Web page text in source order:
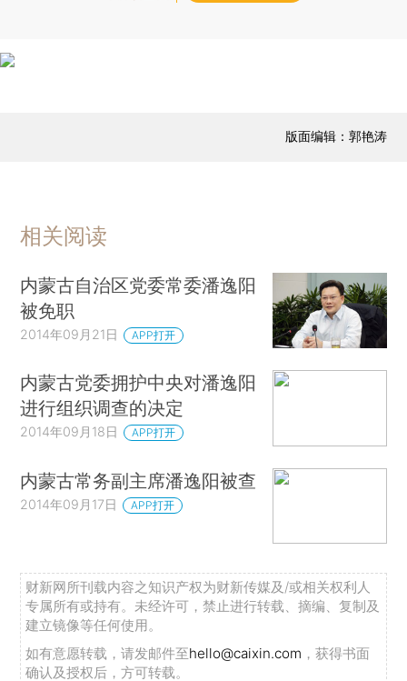
版面编辑：郭艳涛
相关阅读
内蒙古自治区党委常委潘逸阳
被免职
2014年09月21日 APP打开
内蒙古党委拥护中央对潘逸阳
进行组织调查的决定
2014年09月18日 APP打开
内蒙古常务副主席潘逸阳被查
2014年09月17日 APP打开
财新网所刊载内容之知识产权为财新传媒及/或相关权利人
专属所有或持有。未经许可，禁止进行转载、摘编、复制及
建立镜像等任何使用。
如有意愿转载，请发邮件至hello@caixin.com ，获得书面
确认及授权后，方可转载。